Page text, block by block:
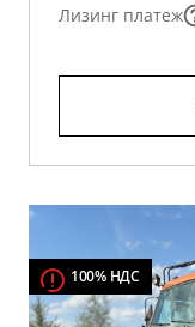
Лизинг платеж
100% НДС